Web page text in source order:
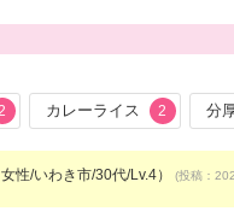
カレーライス 2 分
性/いわき市/30代/Lv.4） (投稿：